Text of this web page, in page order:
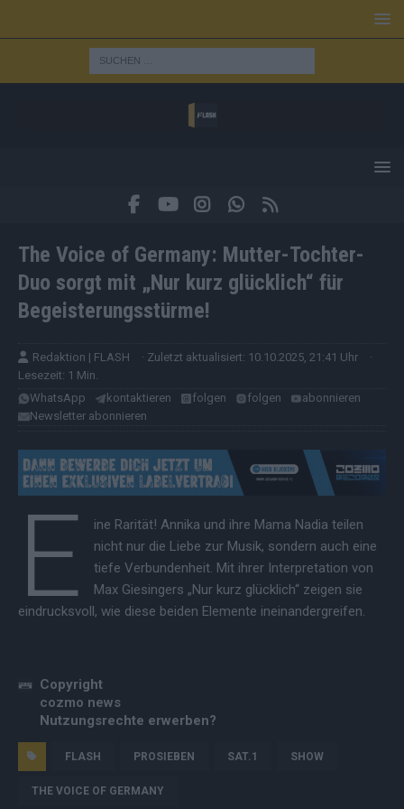
The Voice of Germany: Mutter-Tochter-
Duo sorgt mit „Nur kurz glücklich“ für
Begeisterungsstürme!
Redaktion | FLASH · Zuletzt aktualisiert: 10.10.2025, 21:41 Uhr
·
Lesezeit: 1 Min.
WhatsApp
kontaktieren folgen folgen
abonnieren
Newsletter abonnieren
E
ine Rarität! Annika und ihre Mama Nadia teilen
nicht nur die Liebe zur Musik, sondern auch eine
tiefe Verbundenheit. Mit ihrer Interpretation von
Max Giesingers „Nur kurz glücklich“ zeigen sie
eindrucksvoll, wie diese beiden Elemente ineinandergreifen.
Copyright
cozmo news
Nutzungsrechte erwerben?
FLASH PROSIEBEN SAT.1 SHOW
THE VOICE OF GERMANY